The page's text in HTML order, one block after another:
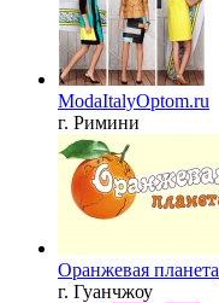
ModaItalyOptom.ru
г. Римини
Оранжевая планета
г. Гуанчжоу